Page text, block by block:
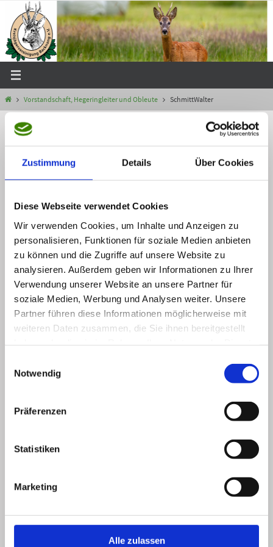
Zustimmung Details Über Cookies
Diese Webseite verwendet Cookies
Wir verwenden Cookies, um Inhalte und Anzeigen zu
personalisieren, Funktionen für soziale Medien anbieten
zu können und die Zugriffe auf unsere Website zu
analysieren. Außerdem geben wir Informationen zu Ihrer
Verwendung unserer Website an unsere Partner für
soziale Medien, Werbung und Analysen weiter. Unsere
Partner führen diese Informationen möglicherweise mit
weiteren Daten zusammen, die Sie ihnen bereitgestellt
Notwendig
Präferenzen
Statistiken
Marketing
Alle zulassen
Inhalt
springen
StartVorstandschaft, Hegeringleiter und Obleute SchmittWalter
« Vorstandschaft, Hegeringleiter und Obleute
SchmittWalter
9 April, 2018